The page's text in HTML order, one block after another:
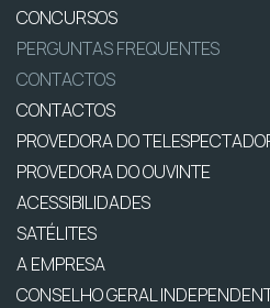
CONCURSOS
PERGUNTAS FREQUENTES
CONTACTOS
CONTACTOS
PROVEDORA DO
PROVEDORA DO OUVINTE
ACESSIBILIDADES
SATÉLITES
A EMPRESA
CONSELHO GERAL